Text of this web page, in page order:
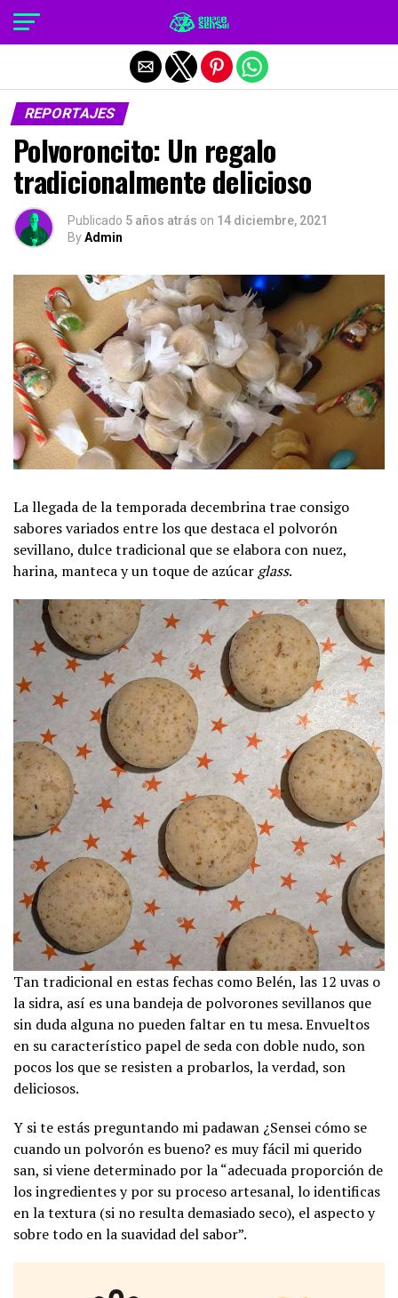
REPORTAJES
Polvoroncito: Un regalo
tradicionalmente delicioso
Publicado 5 años atrás on 14 diciembre, 2021
ByAdmin
La llegada de la temporada decembrina trae consigo
sabores variados entre los que destaca el polvorón
sevillano, dulce tradicional que se elabora con nuez,
harina, manteca y un toque de azúcarglass.
Tan tradicional en estas fechas como Belén, las 12 uvas o
la sidra, así es una bandeja de polvorones sevillanos que
sin duda alguna no pueden faltar en tu mesa. Envueltos
en su característico papel de seda con doble nudo, son
pocos los que se resisten a probarlos, la verdad, son
deliciosos.
Y si te estás preguntando mi padawan ¿Sensei cómo se
cuando un polvorón es bueno? es muy fácil mi querido
san, si viene determinado por la “adecuada proporción de
los ingredientes y por su proceso artesanal, lo identificas
en la textura (si no resulta demasiado seco), el aspecto y
sobre todo en la suavidad del sabor”.
Salir de la versión móvil